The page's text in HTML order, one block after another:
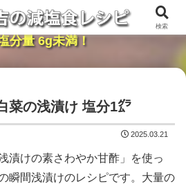
「くま吉の減塩食レシピ」１
分量 6g未満！
菜の浅漬け 塩分1㌘
2025.03.21
漬けの素さわやか甘酢」を使っ
瞬間浅漬けのレシピです。大量の
検索